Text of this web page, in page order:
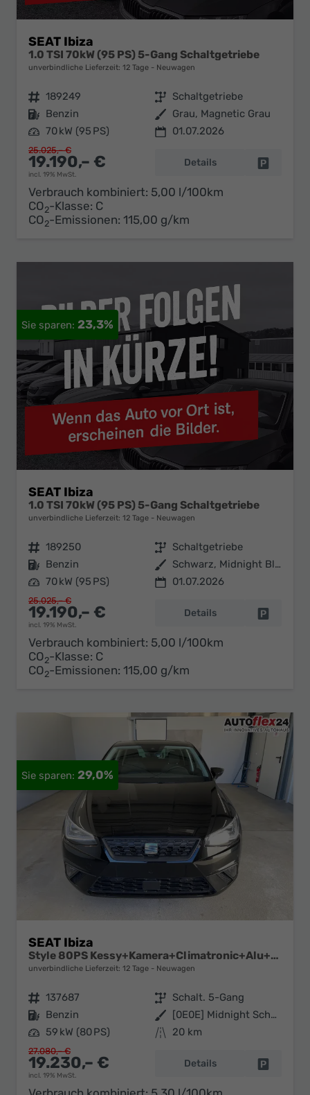
SEAT Ibiza
1.0 TSI 70kW (95 PS) 5-Gang Schaltgetriebe
unverbindliche Lieferzeit: 12 Tage Neuwagen
Fahrzeugnr. 189249 Getriebe Schaltgetriebe
Kraftstoff Benzin Außenfarbe Grau, Magnetic Grau
Leistung 70 kW (95 PS) 01.07.2026
19.190,– €
incl. 19% MwSt.
25.025,– €
Details
Verbrauch kombiniert: 5,00 l/100km
CO2-Klasse: C
CO2-Emissionen: 115,00 g/km
23,3%
SEAT Ibiza
1.0 TSI 70kW (95 PS) 5-Gang Schaltgetriebe
unverbindliche Lieferzeit: 12 Tage Neuwagen
Fahrzeugnr. 189250 Getriebe Schaltgetriebe
Kraftstoff Benzin Außenfarbe
Schwarz, Midnight Black
Leistung 70 kW (95 PS) 01.07.2026
19.190,– €
incl. 19% MwSt.
25.025,– €
Details
Verbrauch kombiniert: 5,00 l/100km
CO2-Klasse: C
CO2-Emissionen: 115,00 g/km
29,0%
SEAT Ibiza
Style 80PS Kessy+Kamera+Climatronic+Alu+PDCvohi+Sitzheiz+App-Connect+DAB
unverbindliche Lieferzeit: 12 Tage Neuwagen
Fahrzeugnr. 137687 Getriebe Schalt. 5-Gang
Kraftstoff Benzin Außenfarbe
[0E0E] Midnight Schwarz Metallic
Leistung 59 kW (80 PS) Kilometerstand 20 km
19.230,– €
incl. 19% MwSt.
27.080,– €
Details